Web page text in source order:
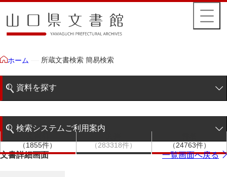
ホーム 所蔵文書検索 簡易検索
資料を探す
階層検索
検索システムご利用案内
検索システムの利用について
（1855件）
（283318件）
（24763件）
文書詳細画面 一覧画面へ戻る